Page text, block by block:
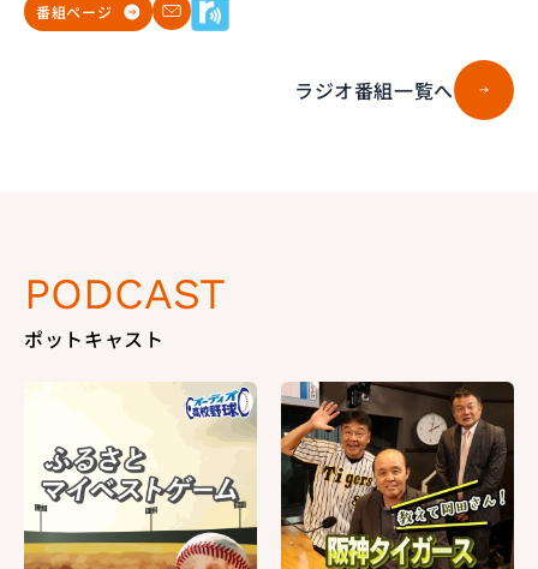
番組ページ
ラジオ番組一覧へ
PODCAST
ポットキャスト